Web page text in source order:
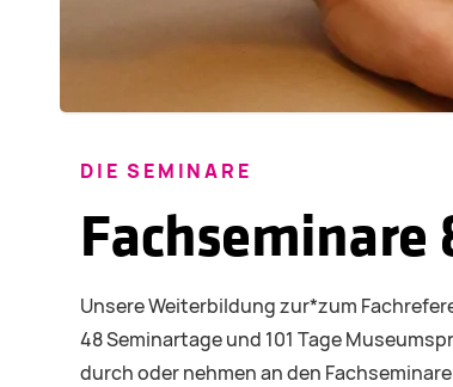
DIE SEMINARE
Fachseminare
Unsere Weiterbildung zur*zum
48 Seminartage und 101 Tage
durch oder nehmen an den